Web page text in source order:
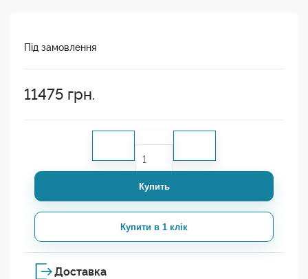
Під замовлення
11475 грн.
Купить
Купити в 1 клік
Доставка